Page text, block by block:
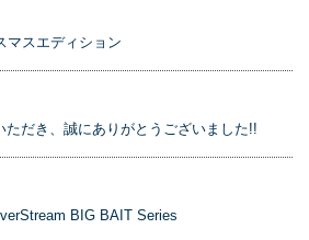
マスエディション
ただき、誠にありがとうございました!!
BIG BAIT Series